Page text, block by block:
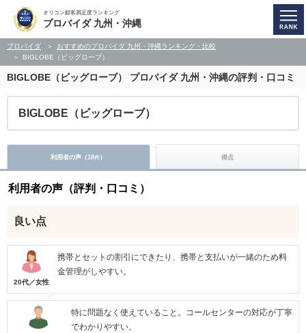
オリコン顧客満足度ランキング
プロバイダ 九州・沖縄
プロバイダ
おすすめのプロバイダ 九州・沖縄ランキング・比較
BIGLOBE（ビッグローブ）
BIGLOBE（ビッグローブ） プロバイダ 九州・沖縄の評判・口コミ
BIGLOBE（ビッグローブ）
利用者の声（18件） 得点
利用者の声（評判・口コミ）
良い点
20代／女性
携帯とセットの割引にできたり、携帯と支払いが一緒のため料
金管理がしやすい。
特に問題なく使えていること。コールセンターの対応が丁寧
でわかりやすい。